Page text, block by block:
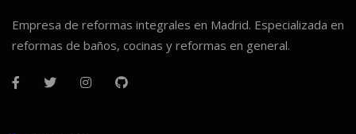
Empresa de reformas integrales en Madrid. Especializada en
reformas de baños, cocinas y reformas en general.